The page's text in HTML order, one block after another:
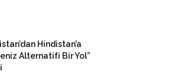
Hindistan’a
Alternatifi Bir Yol”